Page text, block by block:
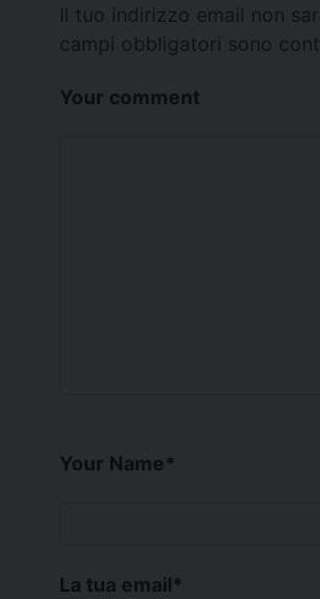
Il tuo indirizzo email non
campi obbligatori sono
Your comment
Your Name*
La tua email*